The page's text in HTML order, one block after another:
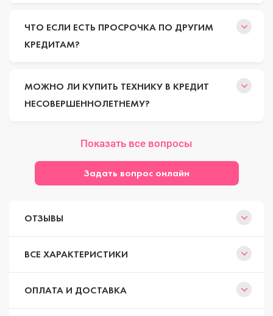
ЧТО ЕСЛИ ЕСТЬ ПРОСРОЧКА ПО ДРУГИМ
КРЕДИТАМ?
МОЖНО ЛИ КУПИТЬ ТЕХНИКУ В КРЕДИТ
НЕСОВЕРШЕННОЛЕТНЕМУ?
Показать все вопросы
Задать вопрос онлайн
ОТЗЫВЫ
ВСЕ ХАРАКТЕРИСТИКИ
ОПЛАТА И ДОСТАВКА